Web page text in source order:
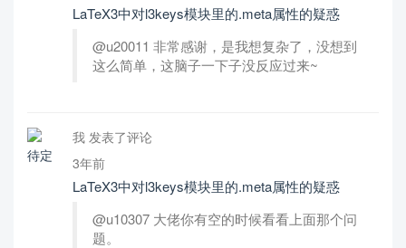
LaTeX3中对l3keys模块里的.meta属性的疑惑
@u20011 非常感谢，是我想复杂了，没想到
这么简单，这脑子一下子没反应过来~
我 发表了评论
3年前
LaTeX3中对l3keys模块里的.meta属性的疑惑
@u10307 大佬你有空的时候看看上面那个问
题。